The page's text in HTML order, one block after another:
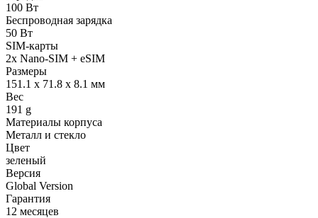
100 Вт
Беспроводная зарядка
50 Вт
SIM-карты
2x Nano-SIM + eSIM
Размеры
151.1 x 71.8 x 8.1 мм
Вес
191 g
Материалы корпуса
Металл и стекло
Цвет
зеленый
Версия
Global Version
Гарантия
12 месяцев